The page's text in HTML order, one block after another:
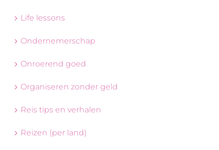
Life lessons
Ondernemerschap
Onroerend goed
Organiseren zonder geld
Reis tips en verhalen
Reizen (per land)